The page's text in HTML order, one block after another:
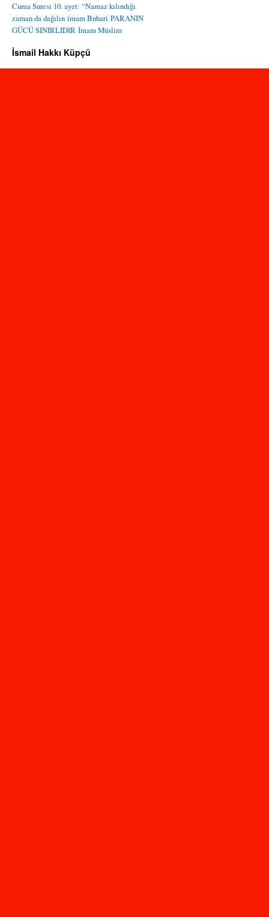
Cuma Suresi 10. ayet: “Namaz kılındığı
zaman da dağılın imam Buhari PARANIN
GÜCÜ SINIRLIDIR İmam Müslim
İsmail Hakkı Küpçü